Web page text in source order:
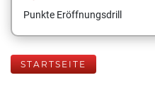
Punkte Eröffnungsdrill
STARTSEITE